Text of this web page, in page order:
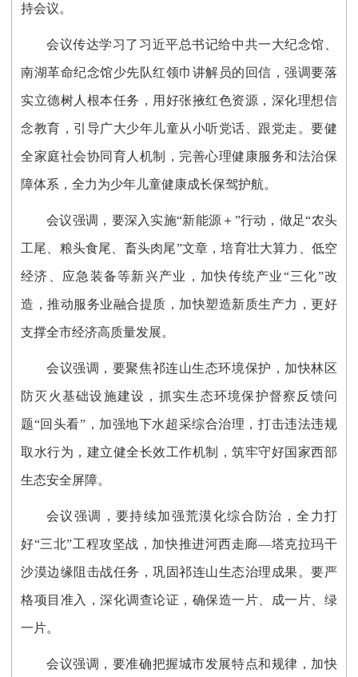
持会议。
会议传达学习了习近平总书记给中共一大纪念馆、
南湖革命纪念馆少先队红领巾讲解员的回信，强调要落
实立德树人根本任务，用好张掖红色资源，深化理想信
念教育，引导广大少年儿童从小听党话、跟党走。要健
全家庭社会协同育人机制，完善心理健康服务和法治保
障体系，全力为少年儿童健康成长保驾护航。
会议强调，要深入实施“新能源＋”行动，做足“农头
工尾、粮头食尾、畜头肉尾”文章，培育壮大算力、低空
经济、应急装备等新兴产业，加快传统产业“三化”改
造，推动服务业融合提质，加快塑造新质生产力，更好
支撑全市经济高质量发展。
会议强调，要聚焦祁连山生态环境保护，加快林区
防灭火基础设施建设，抓实生态环境保护督察反馈问
题“回头看”，加强地下水超采综合治理，打击违法违规
取水行为，建立健全长效工作机制，筑牢守好国家西部
生态安全屏障。
会议强调，要持续加强荒漠化综合防治，全力打
好“三北”工程攻坚战，加快推进河西走廊—塔克拉玛干
沙漠边缘阻击战任务，巩固祁连山生态治理成果。要严
格项目准入，深化调查论证，确保造一片、成一片、绿
一片。
会议强调，要准确把握城市发展特点和规律，加快